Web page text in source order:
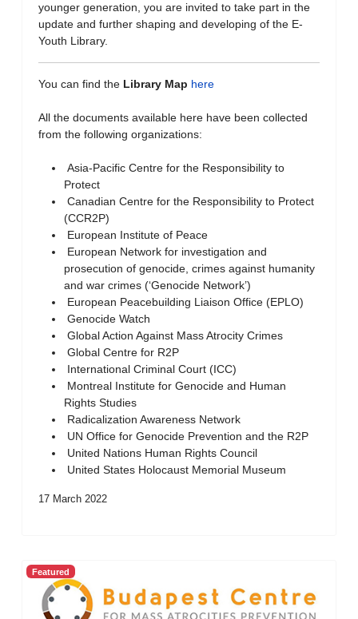
younger generation, you are invited to take part in the
update and further shaping and developing of the E-
Youth Library.
You can find the Library Map here
All the documents available here have been collected
from the following organizations:
Asia-Pacific Centre for the Responsibility to
Protect
Canadian Centre for the Responsibility to Protect
(CCR2P)
European Institute of Peace
European Network for investigation and
prosecution of genocide, crimes against humanity
and war crimes (‘Genocide Network’)
European Peacebuilding Liaison Office (EPLO)
Genocide Watch
Global Action Against Mass Atrocity Crimes
Global Centre for R2P
International Criminal Court (ICC)
Montreal Institute for Genocide and Human
Rights Studies
Radicalization Awareness Network
UN Office for Genocide Prevention and the R2P
United Nations Human Rights Council
United States Holocaust Memorial Museum
17 March 2022
Featured